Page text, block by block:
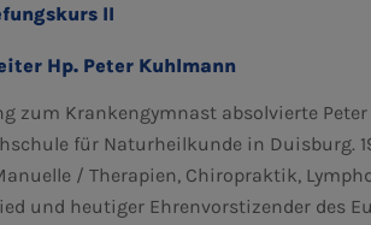
II
Hp. Peter Kuhlmann
zum Krankengymnast absolvierte
für Naturheilkunde in Duisburg.
/ Therapien, Chiropraktik,
und heutiger Ehrenvorstizender des